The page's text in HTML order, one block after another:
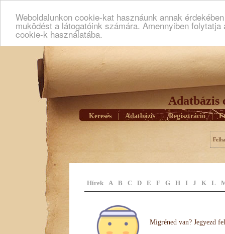
Weboldalunkon cookie-kat hasznáunk annak
muködést a látogatóink számára. Amennyiben
cookie-k használatába.
Adatbázis
Keresés Adatbázis | Regisztráció |
Hírek A B C D E F G H I J K L
Migréned van? Jegyezd